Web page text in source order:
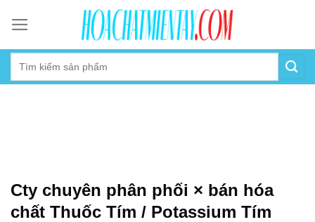
content
Cty chuyên phân phối × bán hóa
chất Thuốc Tím / Potassium Tím